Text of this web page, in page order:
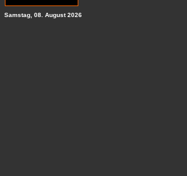
Samstag, 08. August 2026